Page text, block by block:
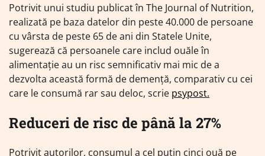
Potrivit unui studiu publicat în The Journal of Nutrition,
realizată pe baza datelor din peste 40.000 de persoane
cu vârsta de peste 65 de ani din Statele Unite,
sugerează că persoanele care includ ouăle în
alimentație au un risc semnificativ mai mic de a
dezvolta această formă de demență, comparativ cu cei
care le consumă rar sau deloc, scrie psypost.
Reduceri de risc de până la 27%
Potrivit autorilor, consumul a cel puțin cinci ouă pe